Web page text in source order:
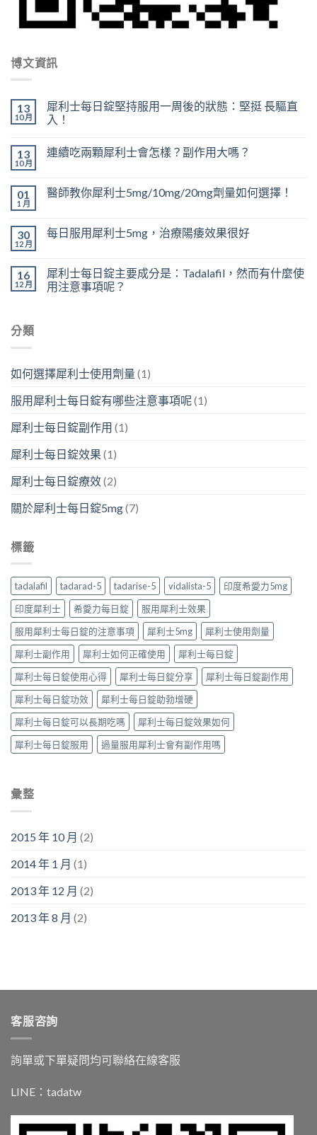
博文資訊
13
10 月
犀利士每日錠堅持服用一周後的狀態：堅挺 長驅直
入！
13
10 月
連續吃兩顆犀利士會怎樣？副作用大嗎？
01
1 月
醫師教你犀利士5mg/10mg/20mg劑量如何選擇！
30
12 月
每日服用犀利士5mg，治療陽痿效果很好
16
12 月
犀利士每日錠主要成分是：Tadalafil，然而有什麼使
用注意事項呢？
分類
如何選擇犀利士使用劑量 (1)
服用犀利士每日錠有哪些注意事項呢(1)
犀利士每日錠副作用 (1)
犀利士每日錠效果 (1)
犀利士每日錠療效(2)
關於犀利士每日錠5mg(7)
標籤
tadalafil tadarad-5 tadarise-5 vidalista-5
印度希愛力5mg
印度犀利士
希愛力每日錠
服用犀利士效果
服用犀利士每日錠的注意事項
犀利士5mg
犀利士使用劑量
犀利士副作用
犀利士如何正確使用
犀利士每日錠
犀利士每日錠使用心得
犀利士每日錠分享
犀利士每日錠副作用
犀利士每日錠功效
犀利士每日錠助勃增硬
犀利士每日錠可以長期吃嗎
犀利士每日錠效果如何
犀利士每日錠服用
過量服用犀利士會有副作用嗎
彙整
2015 年 10 月 (2)
2014 年 1 月 (1)
2013 年 12 月 (2)
2013 年 8 月 (2)
客服咨詢
詢單或下單疑問均可聯絡在線客服
LINE： tadatw